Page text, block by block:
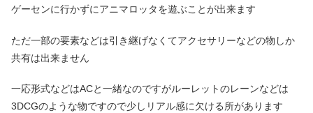
ゲーセンに行かずにアニマロッタを遊ぶことが出来ます
ただ一部の要素などは引き継げなくてアクセサリーなどの物しか
共有は出来ません
一応形式などはACと一緒なのですがルーレットのレーンなどは
3DCGのような物ですので少しリアル感に欠ける所があります